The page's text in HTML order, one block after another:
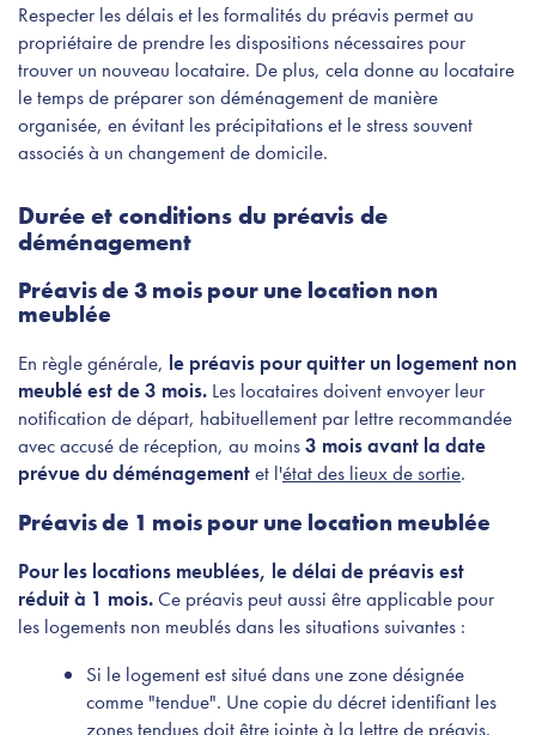
Respecter les délais et les formalités du préavis permet au
propriétaire de prendre les dispositions nécessaires pour
trouver un nouveau locataire. De plus, cela donne au locataire
le temps de préparer son déménagement de manière
organisée, en évitant les précipitations et le stress souvent
associés à un changement de domicile.
Durée et conditions du préavis de
déménagement
Préavis de 3 mois pour une location non
meublée
En règle générale, le préavis pour quitter un logement non
meublé est de 3 mois. Les locataires doivent envoyer leur
notification de départ, habituellement par lettre recommandée
avec accusé de réception, au moins3 mois avant la date
prévue du déménagementet l'état des lieux de sortie.
Préavis de 1 mois pour une location meublée
Pour les locations meublées, le délai de préavis est
réduit à 1 mois.Ce préavis peut aussi être applicable pour
les logements non meublés dans les situations suivantes :
Si le logement est situé dans une zone désignée
comme "tendue". Une copie du décret identifiant les
zones tendues doit être jointe à la lettre de préavis.